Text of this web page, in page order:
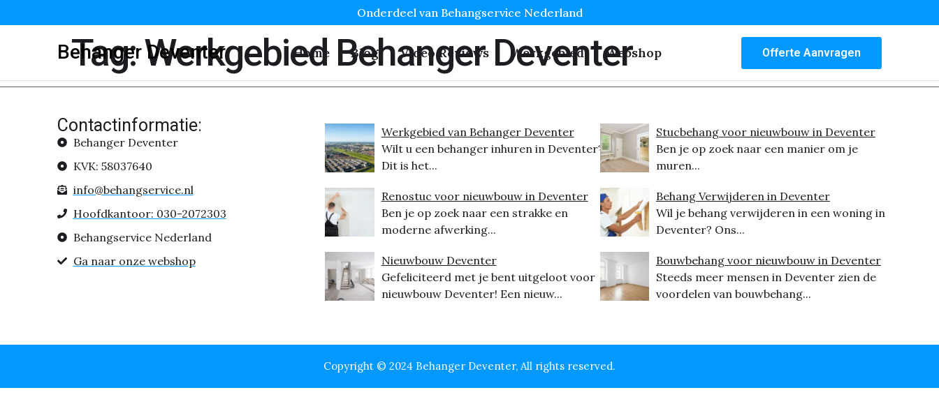
Onderdeel van Behangservice Nederland
Behanger Deventer Home Blog Video Reviews Werkgebied Webshop Offerte Aanvragen
Tag:Werkgebied Behanger Deventer
Contactinformatie:
Behanger Deventer
KVK: 58037640
info@behangservice.nl
Hoofdkantoor: 030-2072303
Behangservice Nederland
Ga naar onze webshop
Werkgebied van Behanger Deventer
Wilt u een behanger inhuren in Deventer?
Dit is het...
Renostuc voor nieuwbouw in Deventer
Ben je op zoek naar een strakke en
moderne afwerking...
Nieuwbouw Deventer
Gefeliciteerd met je bent uitgeloot voor
nieuwbouw Deventer! Een nieuw...
Stucbehang voor nieuwbouw in Deventer
Ben je op zoek naar een manier om je
muren...
Behang Verwijderen in Deventer
Wil je behang verwijderen in een woning in
Deventer? Ons...
Bouwbehang voor nieuwbouw in Deventer
Steeds meer mensen in Deventer zien de
voordelen van bouwbehang...
Copyright © 2024 Behanger Deventer, All rights reserved.